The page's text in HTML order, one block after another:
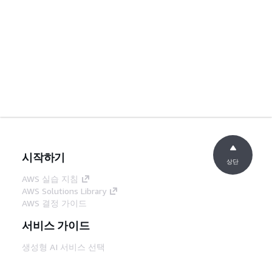
시작하기
AWS 실습 지침
AWS Solutions Library
AWS 결정 가이드
서비스 가이드
생성형 AI 서비스 선택
상단